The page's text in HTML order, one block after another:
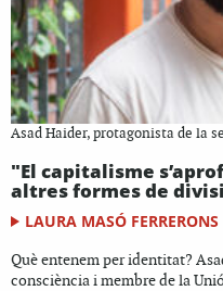
Asad Haider, protagonista de la
"El capitalisme
altres formes de
LAURA MASÓ FERRERONS
Què entenem per identitat?
consciència i membre de la